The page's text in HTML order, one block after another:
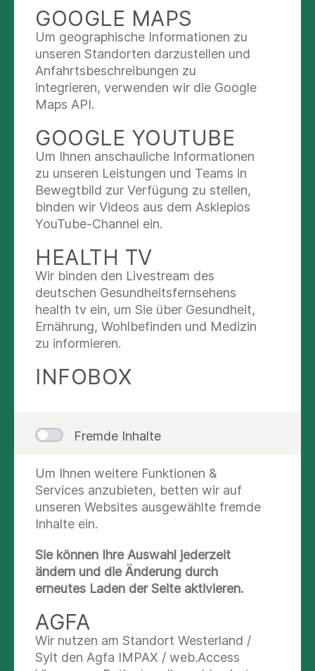
stärken.
Telefonische Rückfragen für einweisende
Ärzte:
(03443) 40-1092
Unser Angebot
Wir unterstützen Sie, wenn Ihre Möglichkeiten
zur selbständigen Bewältigung des Alltags bei
akuten oder chronischen Erkrankungen, nach
einem Unfall oder einer Operation eingeschränkt
sind. Diagnostik und ganzheitliche Therapie
richten wir im Wissen um körperliche und
psychische Veränderungen des alternden
Menschen individuell auf Sie aus. Jenseits der
organmedizinisch orientierten Medizin bieten wir
MITGLIED IM
BUNDESVERBAND
GERIATRIE
GOOGLE MAPS
Um geographische Informationen zu
unseren Standorten darzustellen und
Anfahrtsbeschreibungen zu
integrieren, verwenden wir die Google
Maps API.
GOOGLE YOUTUBE
Um Ihnen anschauliche Informationen
zu unseren Leistungen und Teams in
Bewegtbild zur Verfügung zu stellen,
binden wir Videos aus dem Asklepios
YouTube-Channel ein.
HEALTH TV
Wir binden den Livestream des
deutschen Gesundheitsfernsehens
health tv ein, um Sie über Gesundheit,
Ernährung, Wohlbefinden und Medizin
zu informieren.
INFOBOX
Fremde Inhalte
Um Ihnen weitere Funktionen &
Services anzubieten, betten wir auf
unseren Websites ausgewählte fremde
Inhalte ein.
Sie können Ihre Auswahl jederzeit
ändern und die Änderung durch
erneutes Laden der Seite aktivieren.
AGFA
Wir nutzen am Standort Westerland /
Sylt den Agfa IMPAX / web.Access